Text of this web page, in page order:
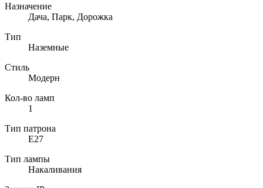
Назначение
Дача, Парк, Дорожка
Тип
Наземные
Стиль
Модерн
Кол-во ламп
1
Тип патрона
E27
Тип лампы
Накаливания